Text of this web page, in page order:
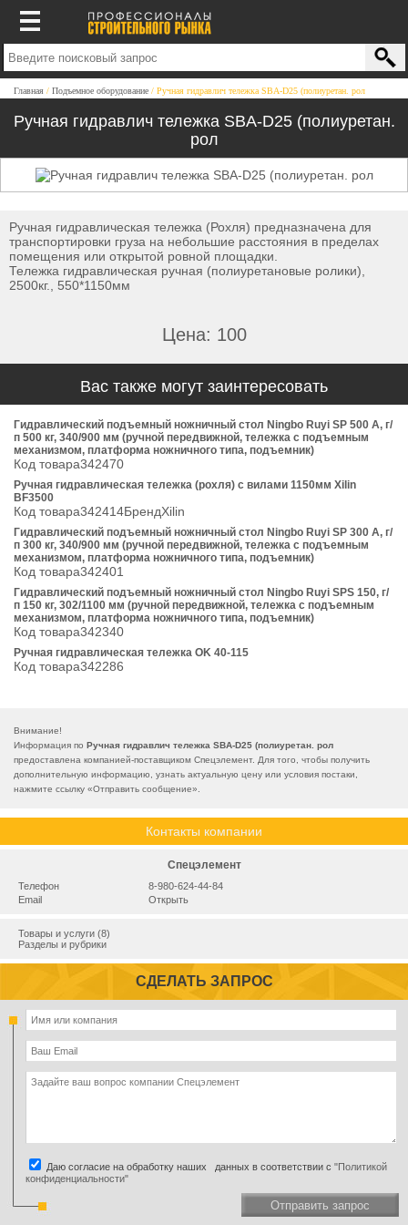
Главная Подъемное оборудование Ручная гидравлич тележка SBA-D25 (полиуретан. рол
Ручная гидравлич тележка SBA-D25 (полиуретан.
рол
Ручная гидравлическая тележка (Рохля) предназначена для
транспортировки груза на небольшие расстояния в пределах
помещения или открытой ровной площадки.
Тележка гидравлическая ручная (полиуретановые ролики),
2500кг., 550*1150мм
Цена: 100
Вас также могут заинтересовать
Гидравлический подъемный ножничный стол Ningbo Ruyi SP 500 A, г/
п 500 кг, 340/900 мм (ручной передвижной, тележка с подъемным
механизмом, платформа ножничного типа, подъемник)
Код товара342470
Ручная гидравлическая тележка (рохля) с вилами 1150мм Xilin
BF3500
Код товара342414БрендXilin
Гидравлический подъемный ножничный стол Ningbo Ruyi SP 300 A, г/
п 300 кг, 340/900 мм (ручной передвижной, тележка с подъемным
механизмом, платформа ножничного типа, подъемник)
Код товара342401
Гидравлический подъемный ножничный стол Ningbo Ruyi SPS 150, г/
п 150 кг, 302/1100 мм (ручной передвижной, тележка с подъемным
механизмом, платформа ножничного типа, подъемник)
Код товара342340
Ручная гидравлическая тележка OK 40-115
Код товара342286
Внимание!
Информация по Ручная гидравлич тележка SBA-D25 (полиуретан. рол
предоставлена компанией-поставщиком Спецэлемент. Для того, чтобы получить
дополнительную информацию, узнать актуальную цену или условия постаки,
нажмите ссылку «Отправить сообщение».
Контакты компании
Спецэлемент
Телефон
8-980-624-44-84
Email
Открыть
Товары и услуги (8)
Разделы и рубрики
СДЕЛАТЬ ЗАПРОС
Даю согласие на обработку наших данных в соответствии с "Политикой
конфиденциальности"
Отправить запрос